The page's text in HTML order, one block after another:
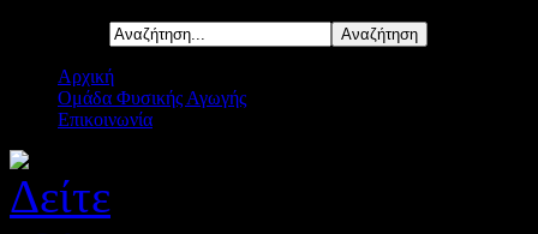
Αρχική
Ομάδα Φυσικής Αγωγής
Επικοινωνία